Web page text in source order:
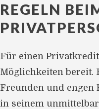
REGELN
Für einen
Möglichkeiten bereit.
Freunden und engen
in seinem